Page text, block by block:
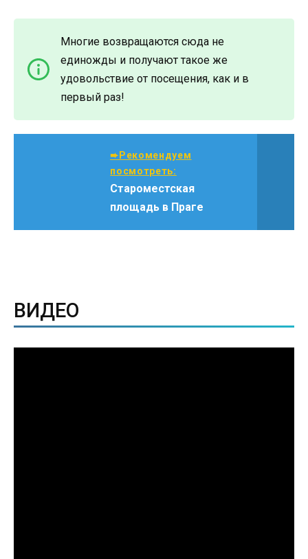
Многие возвращаются сюда не
единожды и получают такое же
удовольствие от посещения, как и в
первый раз!
➨Рекомендуем
посмотреть:
Староместская
площадь в Праге
ВИДЕО